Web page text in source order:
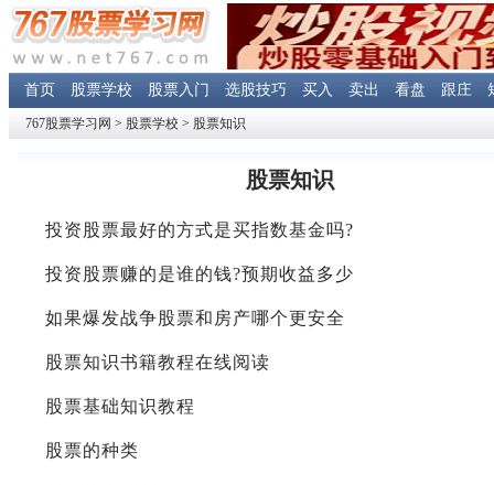
首页 股票学校 股票入门 选股技巧 买入 卖出 看盘 跟庄
767股票学习网 > 股票学校 > 股票知识
股票知识
投资股票最好的方式是买指数基金吗?
投资股票赚的是谁的钱?预期收益多少
如果爆发战争股票和房产哪个更安全
股票知识书籍教程在线阅读
股票基础知识教程
股票的种类